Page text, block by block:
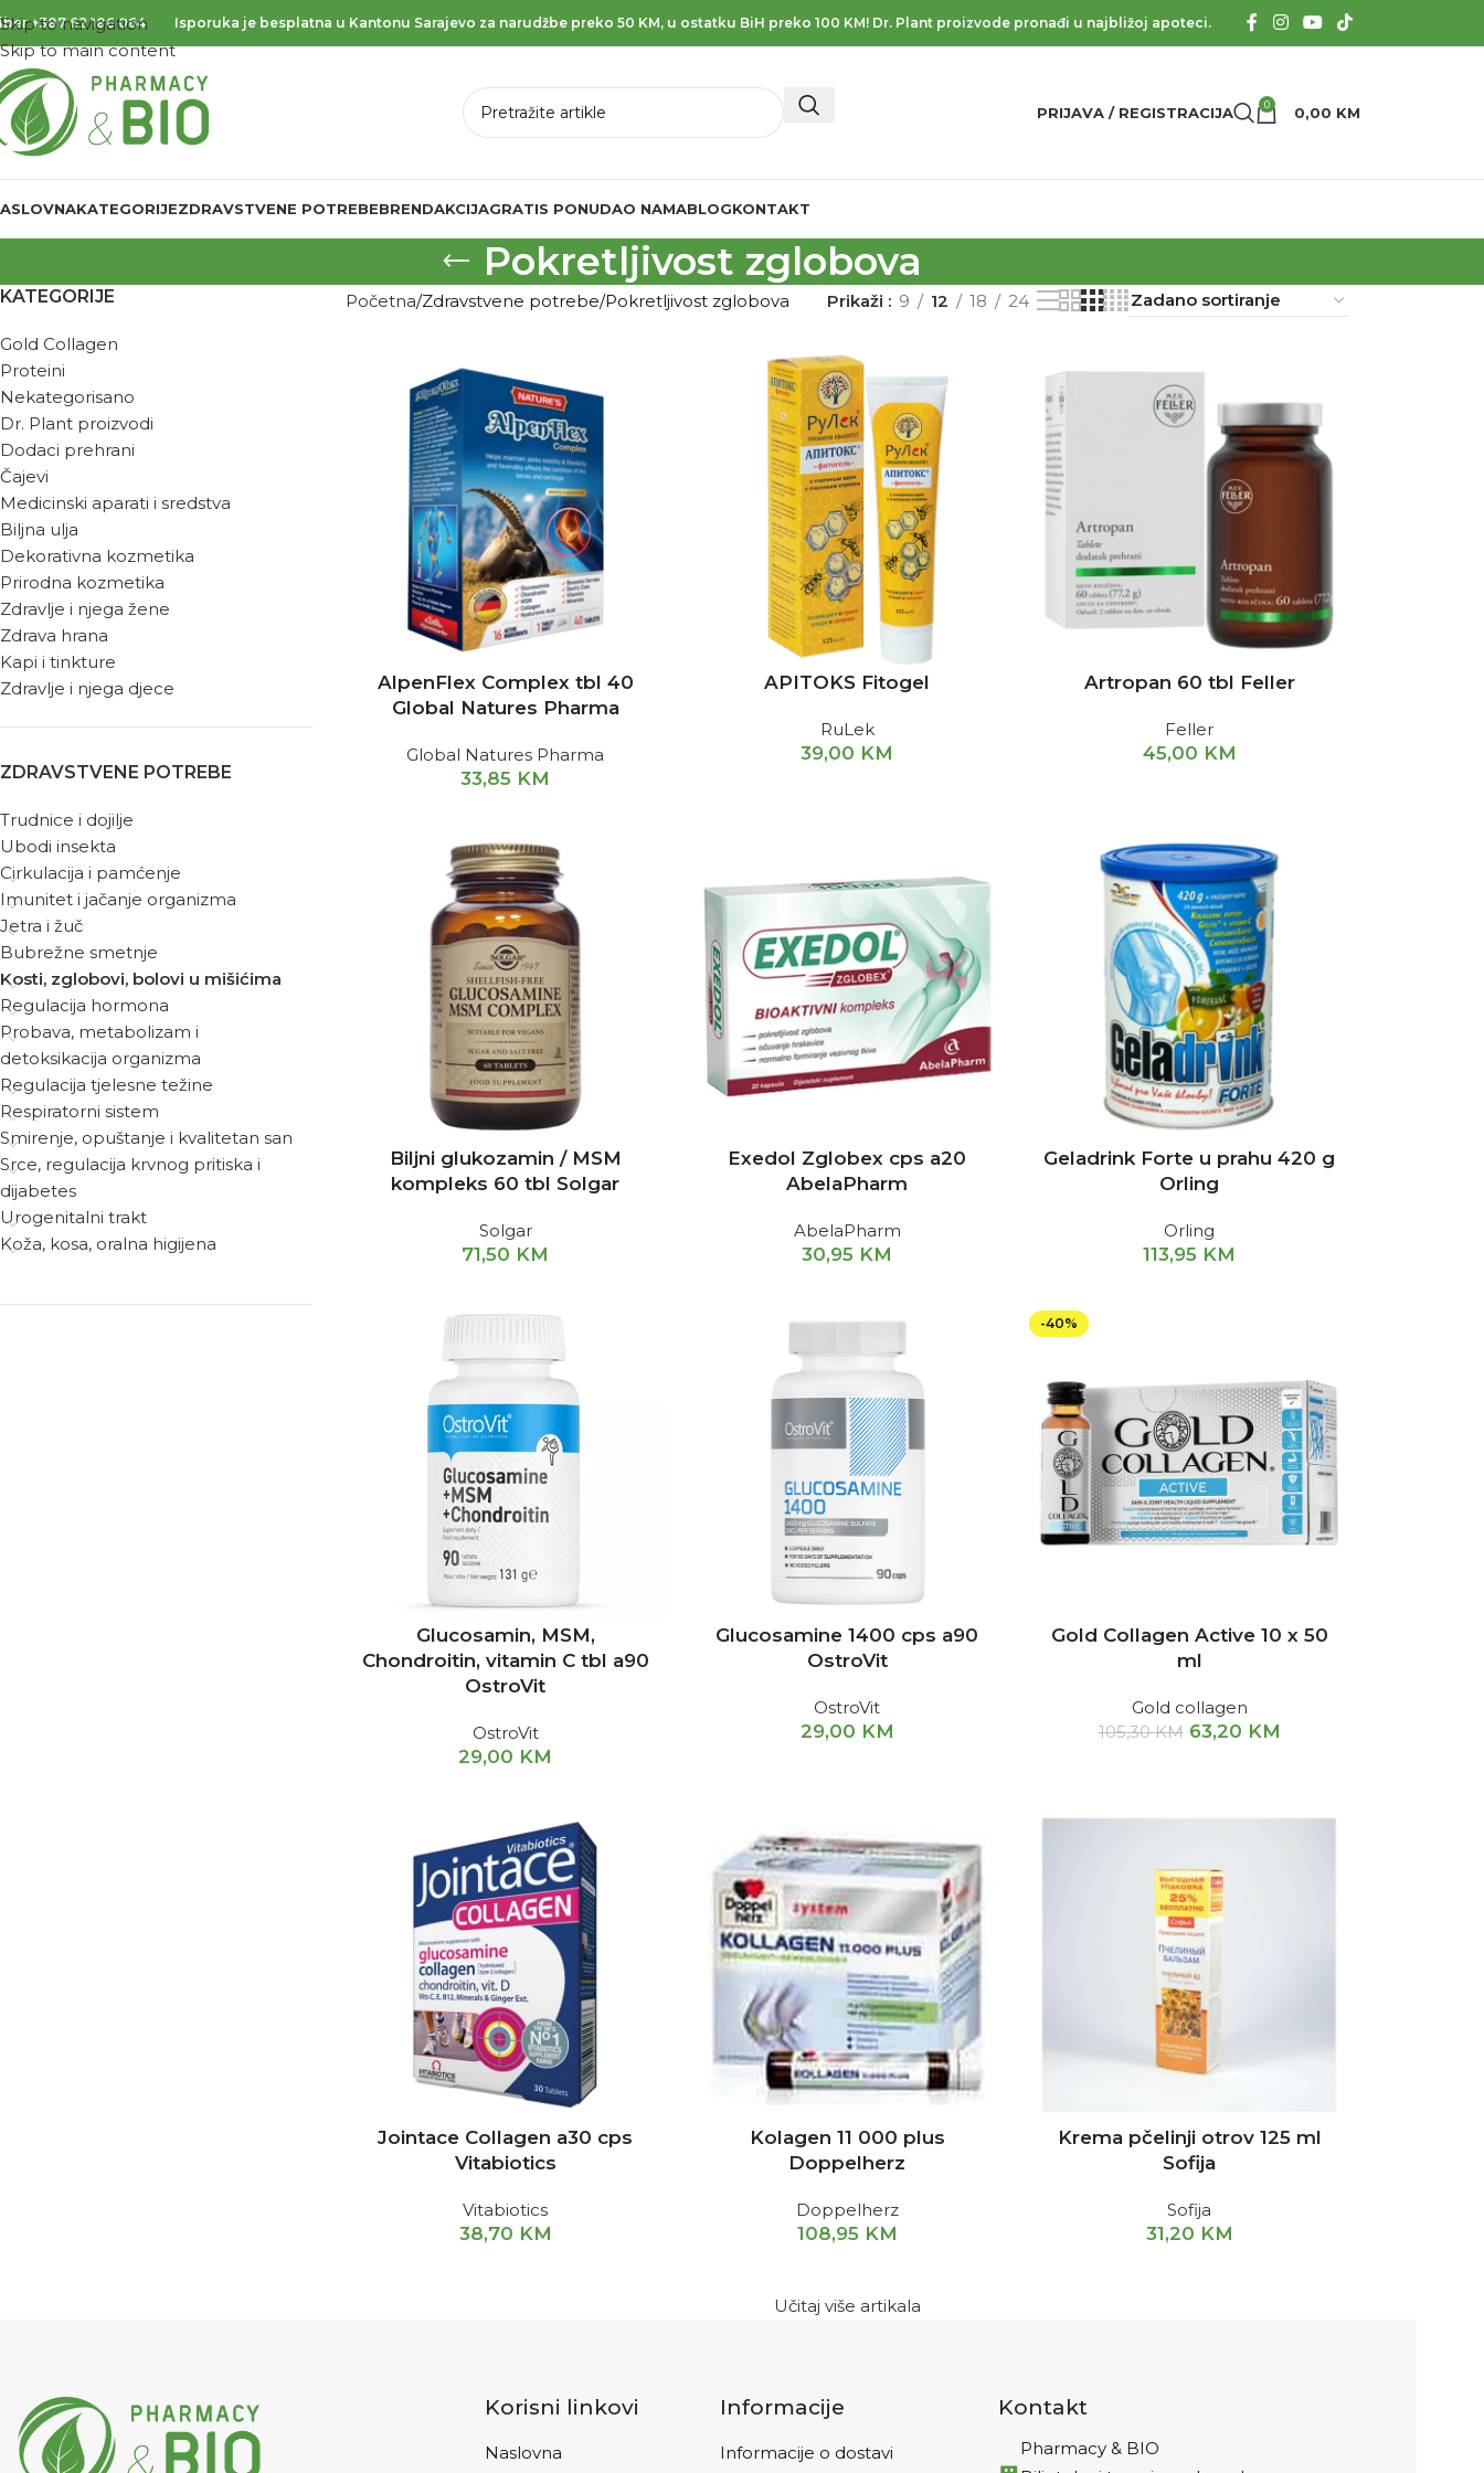
Skip to navigation
Skip to main content
+387 62 186 064 Isporuka je besplatna u Kantonu Sarajevo za narudžbe preko 50 KM, u ostatku BiH preko 100 KM! Dr. Plant proizvode pronađi u najbližoj apoteci.
PRIJAVA / REGISTRACIJA 0 0,00 KM
KATEGORIJEZDRAVSTVENE POTREBEBRENDAKCIJAGRATIS PONUDAO NAMABLOGKONTAKT
Pokretljivost zglobova
KATEGORIJE
Gold Collagen
Proteini
Nekategorisano
Dr. Plant proizvodi
Dodaci prehrani
Čajevi
Medicinski aparati i sredstva
Biljna ulja
Dekorativna kozmetika
Prirodna kozmetika
Zdravlje i njega žene
Zdrava hrana
Kapi i tinkture
Zdravlje i njega djece
ZDRAVSTVENE POTREBE
Trudnice i dojilje
Ubodi insekta
Cirkulacija i pamćenje
Imunitet i jačanje organizma
Jetra i žuč
Bubrežne smetnje
Kosti, zglobovi, bolovi u mišićima
Regulacija hormona
Probava, metabolizam i
detoksikacija organizma
Regulacija tjelesne težine
Respiratorni sistem
Smirenje, opuštanje i kvalitetan san
Srce, regulacija krvnog pritiska i
dijabetes
Urogenitalni trakt
Koža, kosa, oralna higijena
Početna Zdravstvene potrebe Pokretljivost zglobova Prikaži 9 12 18 24
AlpenFlex Complex tbl 40
Global Natures Pharma
Global Natures Pharma
33,85 KM
APITOKS Fitogel
RuLek
39,00 KM
Artropan 60 tbl Feller
Feller
45,00 KM
Biljni glukozamin / MSM
kompleks 60 tbl Solgar
Solgar
71,50 KM
Exedol Zglobex cps a20
AbelaPharm
AbelaPharm
30,95 KM
Geladrink Forte u prahu 420 g
Orling
Orling
113,95 KM
Glucosamin, MSM,
Chondroitin, vitamin C tbl a90
OstroVit
OstroVit
29,00 KM
Glucosamine 1400 cps a90
OstroVit
OstroVit
29,00 KM
-40%
Gold Collagen Active 10 x 50
ml
Gold collagen
105,30KM 63,20 KM
Jointace Collagen a30 cps
Vitabiotics
Vitabiotics
38,70 KM
Kolagen 11 000 plus
Doppelherz
Doppelherz
108,95 KM
Krema pčelinji otrov 125 ml
Sofija
Sofija
31,20 KM
Učitaj više artikala
Korisni linkovi
Naslovna
Informacije
Informacije o dostavi
Kontakt
Pharmacy & BIO